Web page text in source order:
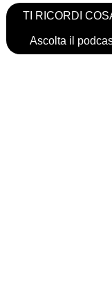
TI RICORDI
Ascolta il